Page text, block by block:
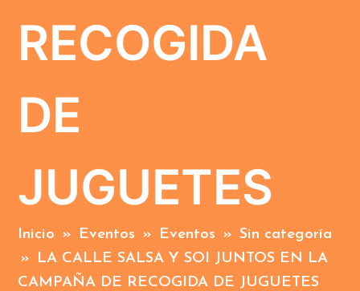
RECOGIDA
DE
JUGUETES
Inicio » Eventos » Eventos » Sin categoría
»
LA CALLE SALSA Y SOI JUNTOS EN LA
CAMPAÑA DE RECOGIDA DE JUGUETES